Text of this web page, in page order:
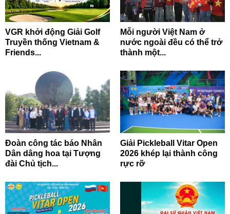
VGR khởi động Giải Golf
Truyền thống Vietnam &
Friends...
Mỗi người Việt Nam ở
nước ngoài đều có thể trở
thành một...
Đoàn công tác báo Nhân
Dân dâng hoa tại Tượng
đài Chủ tịch...
Giải Pickleball Vitar Open
2026 khép lại thành công
rực rỡ